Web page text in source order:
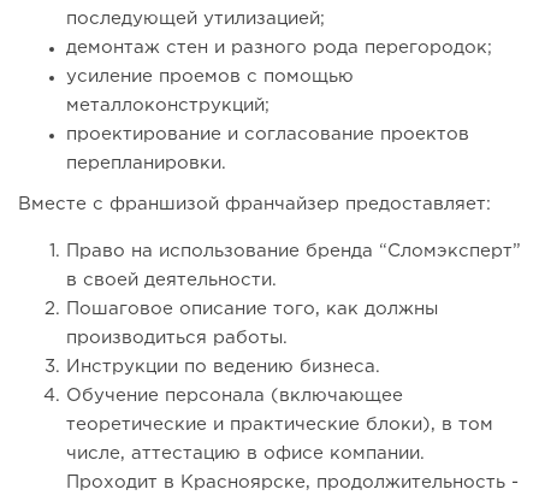
последующей утилизацией;
демонтаж стен и разного рода перегородок;
усиление проемов с помощью
металлоконструкций;
проектирование и согласование проектов
перепланировки.
Вместе с франшизой франчайзер предоставляет:
Право на использование бренда “Сломэксперт”
в своей деятельности.
Пошаговое описание того, как должны
производиться работы.
Инструкции по ведению бизнеса.
Обучение персонала (включающее
теоретические и практические блоки), в том
числе, аттестацию в офисе компании.
Проходит в Красноярске, продолжительность -